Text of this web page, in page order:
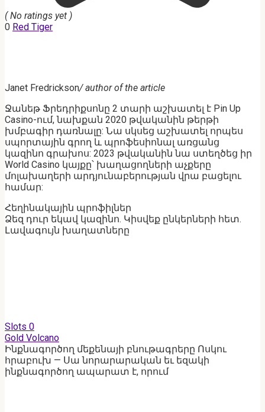
( No ratings yet )
0 Red Tiger
Janet Fredrickson/ author of the article
Ջանեթ Ֆրեդրիքսոնը 2 տարի աշխատել է Pin Up
Casino-ում, նախքան 2020 թվականին թերթի
խմբագիր դառնալը: Նա սկսեց աշխատել որպես
սպորտային գրող և պրոֆեսիոնալ առցանց
կազինո գրախոս: 2023 թվականին նա ստեղծեց իր
World Casino կայքը՝ խաղացողների աչքերը
մոլախաղերի արդյունաբերության վրա բացելու
համար:
Հեղինակային պրոֆիլներ
Ձեզ դուր եկավ կազինո. Կիսվեք ընկերների հետ.
Լավագույն խաղատները
Slots 0
Gold Volcano
Ինքնագործող մեքենայի բնութագրերը Ոսկու
հրաբուխ — Սա նորարարական եւ եզակի
ինքնագործող ապարատ է, որում